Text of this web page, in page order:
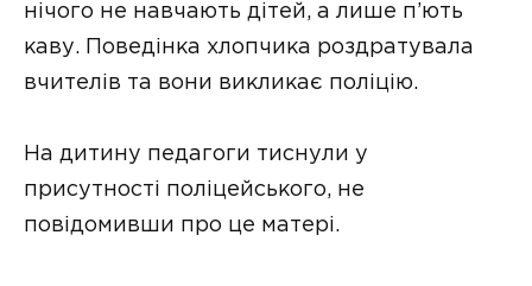
нічого не навчають дітей, а лише п’ють
каву. Поведінка хлопчика роздратувала
вчителів та вони викликає поліцію.
На дитину педагоги тиснули у
присутності поліцейського, не
повідомивши про це матері.